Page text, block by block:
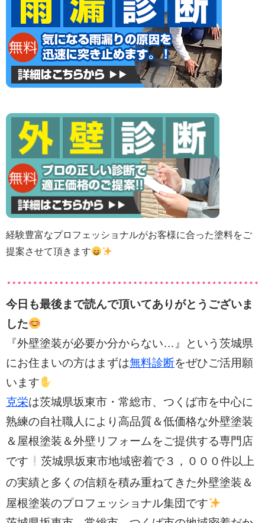
経験豊富なプロフェッショナルがお客様に合った塗料をご
提案させて頂きます
今日も最後まで読んで頂いてありがとうございま
した
『外壁塗装が必要か分からない…』という茨城県
にお住まいの方はまずは無料診断をぜひご活用願
います
克栄は茨城県坂東市・常総市、つくば市を中心に
熟練の自社職人により高品質＆低価格な外壁塗装
＆屋根塗装＆外壁リフォームをご提供する専門店
です
茨城県坂東市地域密着で３，０００件以上
の実績と多く の信頼を積み重ねてきた外壁塗装＆
屋根塗装のプロフェッショナル集団です